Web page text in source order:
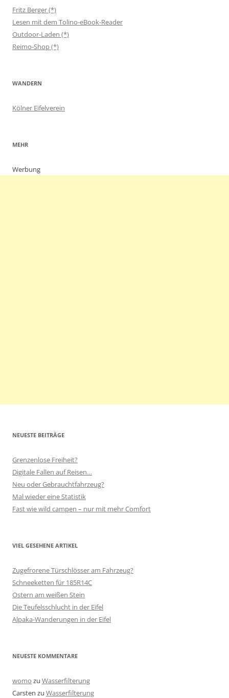
Fritz Berger (*)
Lesen mit dem Tolino-eBook-Reader
Outdoor-Laden (*)
Reimo-Shop (*)
WANDERN
Kölner Eifelverein
MEHR
Werbung
NEUESTE BEITRÄGE
Grenzenlose Freiheit?
Digitale Fallen auf Reisen…
Neu oder Gebrauchtfahrzeug?
Mal wieder eine Statistik
Fast wie wild campen – nur mit mehr Comfort
VIEL GESEHENE ARTIKEL
Zugefrorene Türschlösser am Fahrzeug?
Schneeketten für 185R14C
Ostern am weißen Stein
Die Teufelsschlucht in der Eifel
Alpaka-Wanderungen in der Eifel
NEUESTE KOMMENTARE
womo zu Wasserfilterung
Carsten zu Wasserfilterung